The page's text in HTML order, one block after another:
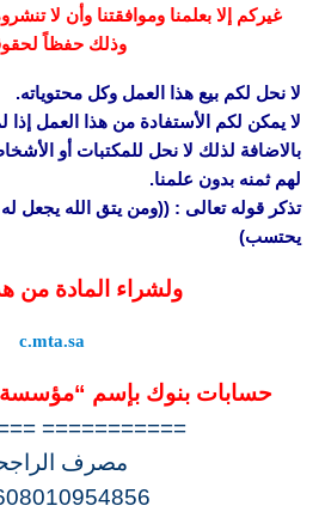
غيركم إلا بعلمنا وموافقتنا وأن لا
وذلك حفظاً
لا نحل لكم بيع هذا العمل وكل محتوياته.
لا يمكن لكم الأستفادة من هذا العمل إذا
بالاضافة لذلك لا نحل للمكتبات أو
لهم ثمنه بدون علمنا.
تذكر قوله تعالى : ((ومن يتق الله يجعل
يحتسب)
ولشراء المادة من
c.mta.sa
حسابات بنوك بإسم “مؤسسة
=========
مصرف